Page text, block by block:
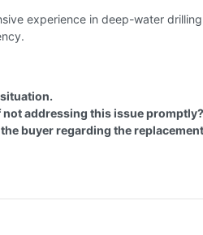
experience in deep-water
addressing this issue promptly?
buyer regarding the replacement